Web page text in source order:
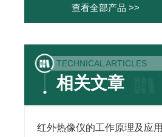
查看全部产品 >>
TECHNICAL ARTICLES
相关文章
红外热像仪的工作原理及应用